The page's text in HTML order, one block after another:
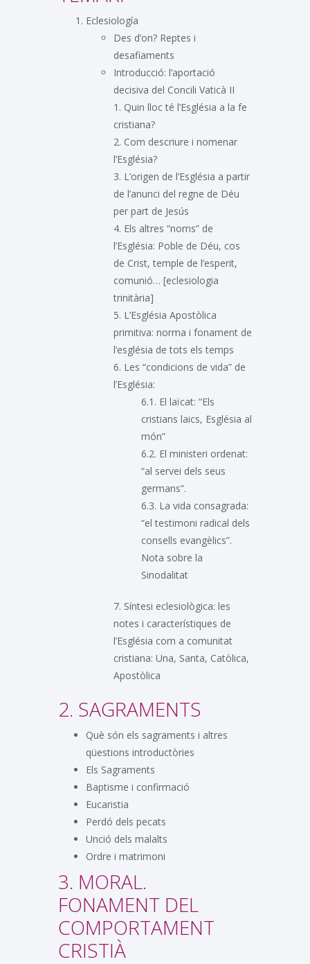
Eclesiología
Des d’on? Reptes i
desafiaments
Introducció: l’aportació
decisiva del Concili Vaticà II
1. Quin lloc té l’Església a la fe
cristiana?
2. Com descriure i nomenar
l’Església?
3. L’origen de l’Església a partir
de l’anunci del regne de Déu
per part de Jesús
4. Els altres “noms” de
l’Església: Poble de Déu, cos
de Crist, temple de l’esperit,
comunió… [eclesiologia
trinitària]
5. L’Església Apostòlica
primitiva: norma i fonament de
l’església de tots els temps
6. Les “condicions de vida” de
l’Església:
6.1. El laïcat: “Els
cristians laics, Església al
món”
6.2. El ministeri ordenat:
“al servei dels seus
germans”.
6.3. La vida consagrada:
“el testimoni radical dels
consells evangèlics”.
Nota sobre la
Sinodalitat
7. Síntesi eclesiològica: les
notes i característiques de
l’Església com a comunitat
cristiana: Una, Santa, Catòlica,
Apostòlica
2. SAGRAMENTS
Què són els sagraments i altres
qüestions introductòries
Els Sagraments
Baptisme i confirmació
Eucaristia
Perdó dels pecats
Unció dels malalts
Ordre i matrimoni
3. MORAL.
FONAMENT DEL
COMPORTAMENT
CRISTIÀ